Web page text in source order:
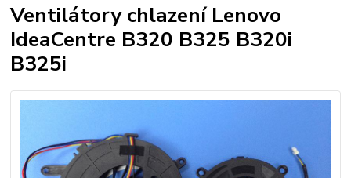
Ventilátory chlazení Lenovo
IdeaCentre B320 B325 B320i
B325i